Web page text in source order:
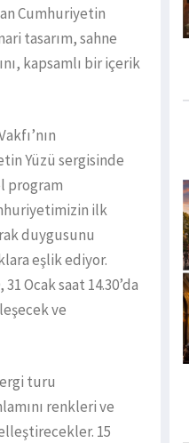
Cumhuriyetin
tasarım, sahne
kapsamlı bir içerik
Yüzü sergisinde
program
ilk
duygusunu
eşlik ediyor.
Ocak saat 14.30’da
ve
turu
renkleri ve
15